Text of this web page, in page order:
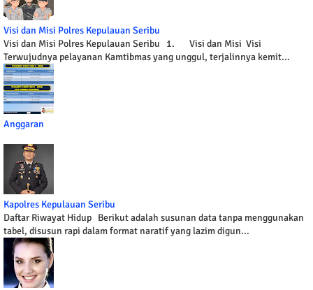
Visi dan Misi Polres Kepulauan Seribu
Visi dan Misi Polres Kepulauan Seribu 1. Visi dan Misi Visi
Terwujudnya pelayanan Kamtibmas yang unggul, terjalinnya kemit...
Anggaran
Kapolres Kepulauan Seribu
Daftar Riwayat Hidup Berikut adalah susunan data tanpa menggunakan
tabel, disusun rapi dalam format naratif yang lazim digun...